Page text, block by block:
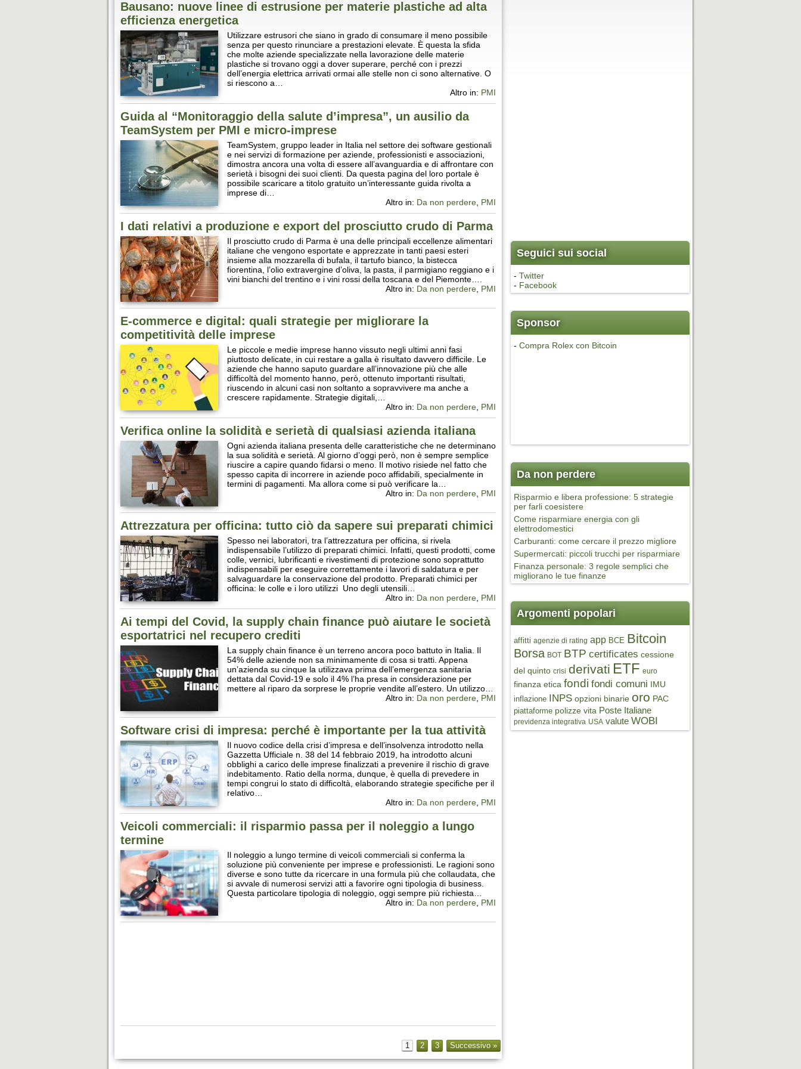
Bausano: nuove linee di estrusione per materie plastiche ad alta
efficienza energetica
Utilizzare estrusori che siano in grado di consumare il meno possibile
senza per questo rinunciare a prestazioni elevate. È questa la sfida
che molte aziende specializzate nella lavorazione delle materie
plastiche si trovano oggi a dover superare, perché con i prezzi
dell’energia elettrica arrivati ormai alle stelle non ci sono alternative. O
si riescono a…
Altro in: PMI
Guida al “Monitoraggio della salute d’impresa”, un ausilio da
TeamSystem per PMI e micro-imprese
TeamSystem, gruppo leader in Italia nel settore dei software gestionali
e nei servizi di formazione per aziende, professionisti e associazioni,
dimostra ancora una volta di essere all’avanguardia e di affrontare con
serietà i bisogni dei suoi clienti. Da questa pagina del loro portale è
possibile scaricare a titolo gratuito un’interessante guida rivolta a
imprese di…
Altro in: Da non perdere PMI
I dati relativi a produzione e export del prosciutto crudo di Parma
Il prosciutto crudo di Parma è una delle principali eccellenze alimentari
italiane che vengono esportate e apprezzate in tanti paesi esteri
insieme alla mozzarella di bufala, il tartufo bianco, la bistecca
fiorentina, l’olio extravergine d’oliva, la pasta, il parmigiano reggiano e i
vini bianchi del trentino e i vini rossi della toscana e del Piemonte….
Altro in: Da non perdere PMI
E-commerce e digital: quali strategie per migliorare la
competitività delle imprese
Le piccole e medie imprese hanno vissuto negli ultimi anni fasi
piuttosto delicate, in cui restare a galla è risultato davvero difficile. Le
aziende che hanno saputo guardare all’innovazione più che alle
difficoltà del momento hanno, però, ottenuto importanti risultati,
riuscendo in alcuni casi non soltanto a sopravvivere ma anche a
crescere rapidamente. Strategie digitali,…
Altro in: Da non perdere PMI
Verifica online la solidità e serietà di qualsiasi azienda italiana
Ogni azienda italiana presenta delle caratteristiche che ne determinano
la sua solidità e serietà. Al giorno d’oggi però, non è sempre semplice
riuscire a capire quando fidarsi o meno. Il motivo risiede nel fatto che
spesso capita di incorrere in aziende poco affidabili, specialmente in
termini di pagamenti. Ma allora come si può verificare la…
Altro in: Da non perdere PMI
Attrezzatura per officina: tutto ciò da sapere sui preparati chimici
Spesso nei laboratori, tra l’attrezzatura per officina, si rivela
indispensabile l’utilizzo di preparati chimici. Infatti, questi prodotti, come
colle, vernici, lubrificanti e rivestimenti di protezione sono soprattutto
indispensabili per eseguire correttamente i lavori di saldatura e per
salvaguardare la conservazione del prodotto. Preparati chimici per
officina: le colle e i loro utilizzi Uno degli utensili…
Altro in: Da non perdere PMI
Ai tempi del Covid, la supply chain finance può aiutare le società
esportatrici nel recupero crediti
La supply chain finance è un terreno ancora poco battuto in Italia. Il
54% delle aziende non sa minimamente di cosa si tratti. Appena
un’azienda su cinque la utilizzava prima dell’emergenza sanitaria
dettata dal Covid-19 e solo il 4% l’ha presa in considerazione per
mettere al riparo da sorprese le proprie vendite all’estero. Un utilizzo…
Altro in: Da non perdere PMI
Software crisi di impresa: perché è importante per la tua attività
Il nuovo codice della crisi d’impresa e dell’insolvenza introdotto nella
Gazzetta Ufficiale n. 38 del 14 febbraio 2019, ha introdotto alcuni
obblighi a carico delle imprese finalizzati a prevenire il rischio di grave
indebitamento. Ratio della norma, dunque, è quella di prevedere in
tempi congrui lo stato di difficoltà, elaborando strategie specifiche per il
relativo…
Altro in: Da non perdere PMI
Veicoli commerciali: il risparmio passa per il noleggio a lungo
termine
Il noleggio a lungo termine di veicoli commerciali si conferma la
soluzione più conveniente per imprese e professionisti. Le ragioni sono
diverse e sono tutte da ricercare in una formula più che collaudata, che
si avvale di numerosi servizi atti a favorire ogni tipologia di business.
Questa particolare tipologia di noleggio, oggi sempre più richiesta…
Altro in: Da non perdere PMI
1 2 3 Successivo »
Seguici sui social
- Twitter
- Facebook
Sponsor
- Compra Rolex con Bitcoin
Da non perdere
Risparmio e libera professione: 5 strategie
per farli coesistere
Come risparmiare energia con gli
elettrodomestici
Carburanti: come cercare il prezzo migliore
Supermercati: piccoli trucchi per risparmiare
Finanza personale: 3 regole semplici che
migliorano le tue finanze
Argomenti popolari
affitti agenzie di rating app BCE Bitcoin
Borsa BOT BTP certificates cessione
del quinto crisi derivati ETF euro
finanza etica fondi fondi comuni IMU
inflazione INPS opzioni binarie oro PAC
piattaforme polizze vita Poste Italiane
previdenza integrativa USA valute WOBI